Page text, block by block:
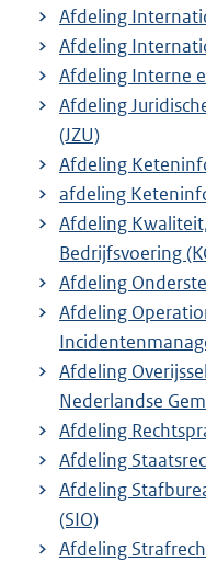
Afdeling
Afdeling
Afdeling Interne
Afdeling
(JZU)
Afdeling
afdeling
Afdeling
Bedrijfsvoering
Afdeling
Afdeling
Afdeling
Nederlandse
Afdeling
Afdeling
Afdeling
(SIO)
Afdeling